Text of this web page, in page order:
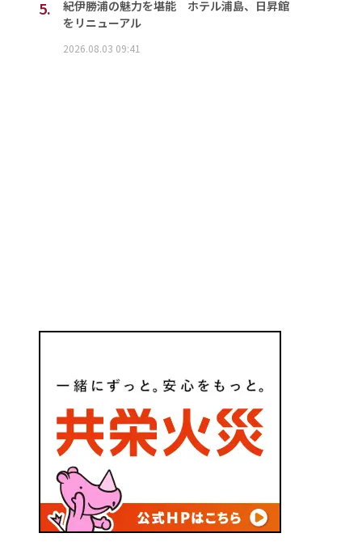
5.
紀伊勝浦の魅力を堪能 ホテル浦島、日昇館
をリニューアル
2026.08.03 09:41